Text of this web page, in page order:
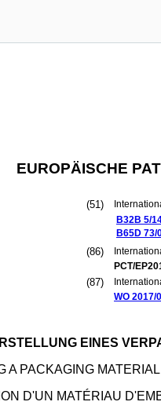
EUROPÄISCHE
(51)
B32B 5/
B65D 73/
(86)
PCT/
(87)
WO 2017/
EINES
A PACKAGING MATERIAL
D'UN MATÉRIAU